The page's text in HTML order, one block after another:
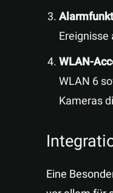
WLAN-
WLAN 6
Kameras
Eine